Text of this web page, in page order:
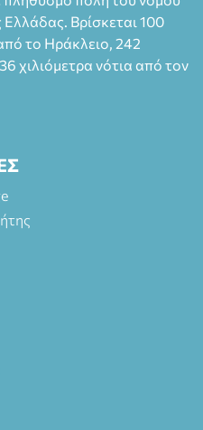
Ελλάδας. Βρίσκεται 100
το Ηράκλειο, 242
χιλιόμετρα νότια από τον